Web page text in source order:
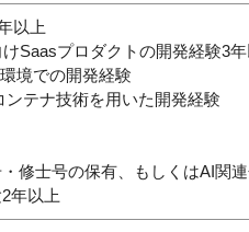
以上
Saasプロダクトの開発経験3年
境での開発経験
ンテナ技術を用いた開発経験
修士号の保有、もしくはAI関
年以上